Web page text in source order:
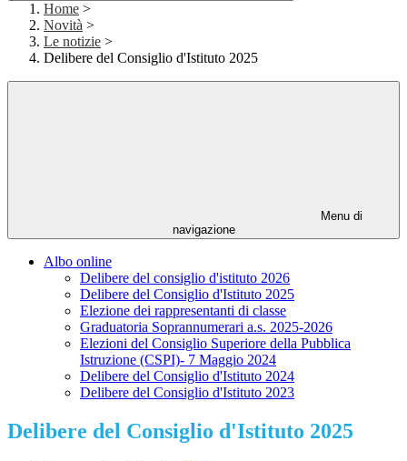
Home >
Novità >
Le notizie >
Delibere del Consiglio d'Istituto 2025
Menu di
navigazione
Albo online
Delibere del consiglio d'istituto 2026
Delibere del Consiglio d'Istituto 2025
Elezione dei rappresentanti di classe
Graduatoria Soprannumerari a.s. 2025-2026
Elezioni del Consiglio Superiore della Pubblica
Istruzione (CSPI)- 7 Maggio 2024
Delibere del Consiglio d'Istituto 2024
Delibere del Consiglio d'Istituto 2023
Delibere del Consiglio d'Istituto 2025